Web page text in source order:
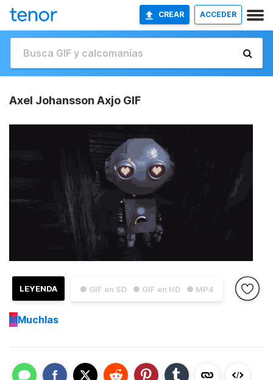
CREAR ACCEDER
Axel Johansson Axjo GIF
● GIF en SD ● GIF en HD ● MP4
LEYENDA
MMuchlas